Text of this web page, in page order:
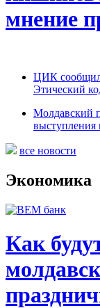
мнение
ЦИК
Этический
Молдавский
все новости
Экономика
Как